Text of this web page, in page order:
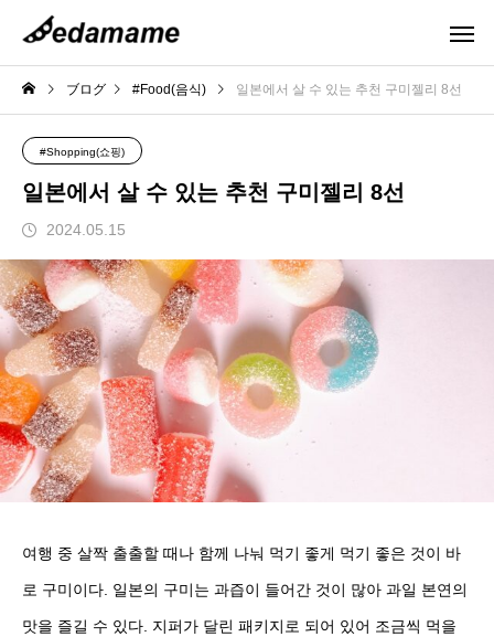
ブログ #Food(음식) 일본에서 살 수 있는 추천 구미젤리 8선
#Shopping(쇼핑)
일본에서 살 수 있는 추천 구미젤리 8선
2024.05.15
여행 중 살짝 출출할 때나 함께 나눠 먹기 좋게 먹기 좋은 것이 바
로 구미이다. 일본의 구미는 과즙이 들어간 것이 많아 과일 본연의
맛을 즐길 수 있다. 지퍼가 달린 패키지로 되어 있어 조금씩 먹을